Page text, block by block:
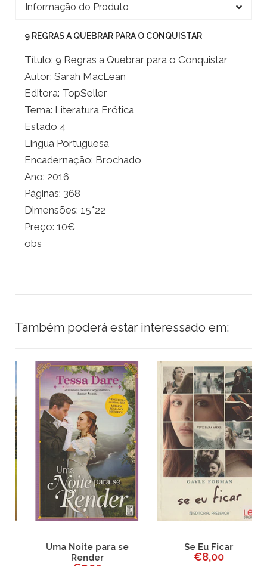
Informação do Produto
9 REGRAS A QUEBRAR PARA O CONQUISTAR
Título: 9 Regras a Quebrar para o Conquistar
Autor: Sarah MacLean
Editora: TopSeller
Tema: Literatura Erótica
Estado 4
Lingua Portuguesa
Encadernação: Brochado
Ano: 2016
Páginas: 368
Dimensões: 15*22
Preço: 10€
obs
Também poderá estar interessado em:
Uma Noite para se
Render
Se Eu Ficar
€8,00